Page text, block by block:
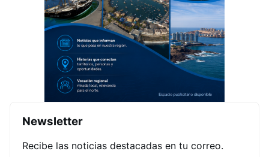
Newsletter
Recibe las noticias destacadas en tu correo.